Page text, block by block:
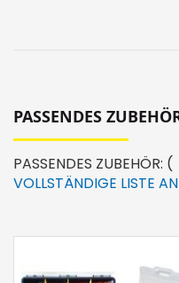
PASSENDES
PASSENDES ZUBEHÖR: (
VOLLSTÄNDIGE LISTE